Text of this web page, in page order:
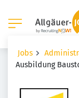
Jobs
Ausbildung